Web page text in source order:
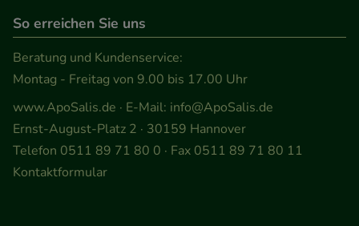
So erreichen Sie uns
Beratung und Kundenservice:
Montag - Freitag von 9.00 bis 17.00 Uhr
www.ApoSalis.de · E-Mail: info@ApoSalis.de
Ernst-August-Platz 2 · 30159 Hannover
Telefon 0511 89 71 80 0 · Fax 0511 89 71 80 11
Kontaktformular